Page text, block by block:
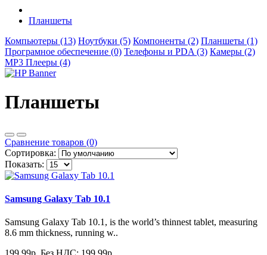
Планшеты
Компьютеры (13) Ноутбуки (5) Компоненты (2) Планшеты (1)
Програмное обеспечение (0) Телефоны и PDA (3) Камеры (2)
MP3 Плееры (4)
Планшеты
Сравнение товаров (0)
Сортировка:
Показать:
Samsung Galaxy Tab 10.1
Samsung Galaxy Tab 10.1, is the world’s thinnest tablet, measuring
8.6 mm thickness, running w..